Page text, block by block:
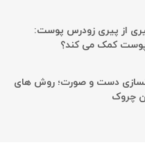
از پیری زودرس پوست:
کمک می کند؟
دست و صورت؛ روش های
چروک